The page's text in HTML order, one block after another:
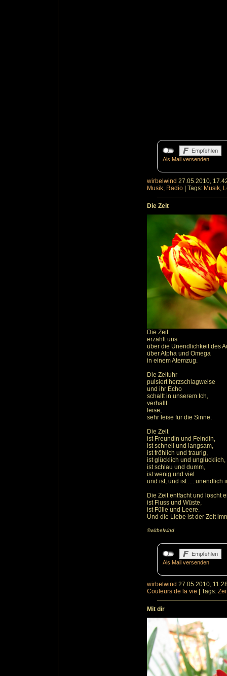
Als Mail versenden
wirbelwind 27.05.2010,
Musik, Radio
Tags: Musik,
Die Zeit
Die Zeit
erzählt uns
über die Unendlichkeit des
über Alpha und Omega
in einem Atemzug.
Die Zeituhr
pulsiert herzschlagweise
und ihr Echo
schallt in unserem Ich,
verhallt
leise,
sehr leise für die Sinne.
Die Zeit
ist Freundin und Feindin,
ist schnell und langsam,
ist fröhlich und traurig,
ist glücklich und unglücklich,
ist schlau und dumm,
ist wenig und viel
und ist, und ist .....unendlich
Die Zeit entfacht und löscht
ist Fluss und Wüste,
ist Fülle und Leere.
Und die Liebe ist der Zeit
©wirbelwind
Als Mail versenden
wirbelwind 27.05.2010,
Couleurs de la vie
Tags:
Mit dir